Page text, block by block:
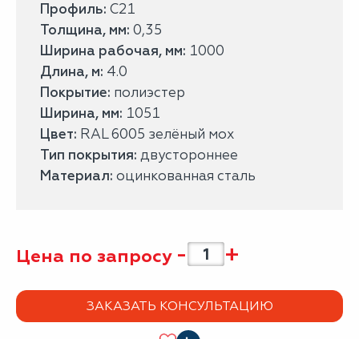
Профиль: С21
Толщина, мм: 0,35
Ширина рабочая, мм: 1000
Длина, м: 4.0
Покрытие: полиэстер
Ширина, мм: 1051
Цвет: RAL 6005 зелёный мох
Тип покрытия: двустороннее
Материал: оцинкованная сталь
Цена по запросу - +
ЗАКАЗАТЬ КОНСУЛЬТАЦИЮ